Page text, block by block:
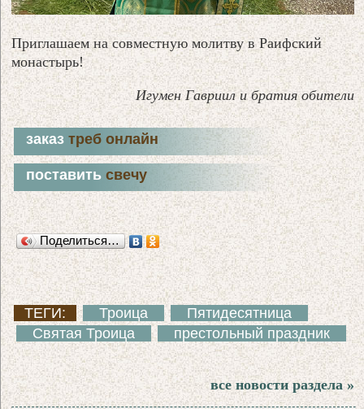
Приглашаем на совместную молитву в Раифский
монастырь!
Игумен Гавриил и братия обители
заказтреб онлайн
поставитьсвечу
Поделиться…
ТЕГИ: Троица
Пятидесятница
Святая Троица
престольный праздник
все новости раздела »